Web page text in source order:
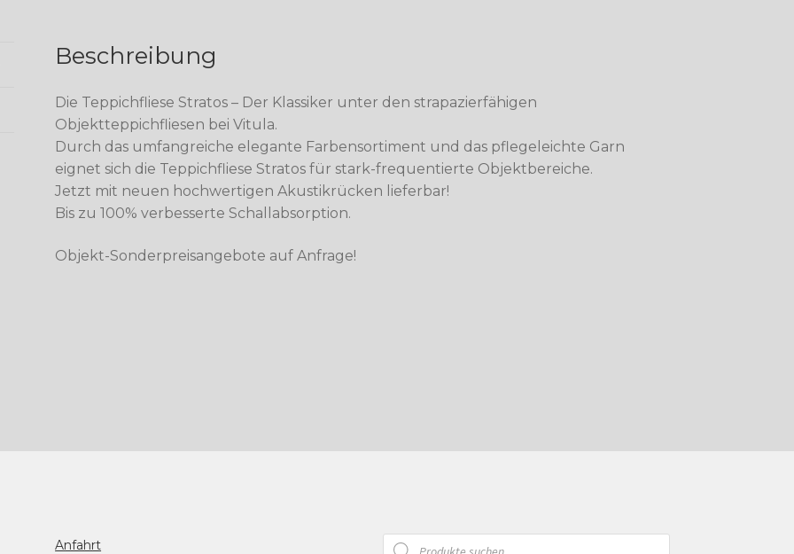
Beschreibung
Die Teppichfliese Stratos – Der Klassiker unter den strapazierfähigen
Objektteppichfliesen bei Vitula.
Durch das umfangreiche elegante Farbensortiment und das pflegeleichte Garn
eignet sich die Teppichfliese Stratos für stark-frequentierte Objektbereiche.
Jetzt mit neuen hochwertigen Akustikrücken lieferbar!
Bis zu 100% verbesserte Schallabsorption.
Objekt-Sonderpreisangebote auf Anfrage!
Anfahrt
Products